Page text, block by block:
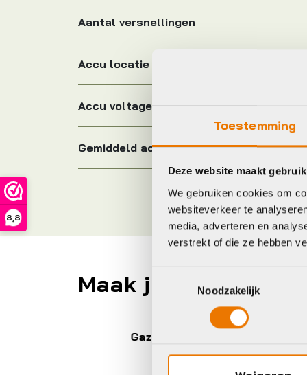
Toestemming
Deze website maakt
We gebruiken cookies om
websiteverkeer te
media, adverteren en
verstrekt of die ze hebben
Noodzakelijk
8,8
Aantal versnellingen
Accu locatie
Accu voltage
Gemiddeld actieradius
Maak je fiets
Gazelle